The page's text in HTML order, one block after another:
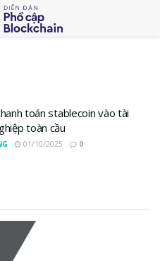
toán stablecoin vào tài
toàn cầu
01/10/2025 0